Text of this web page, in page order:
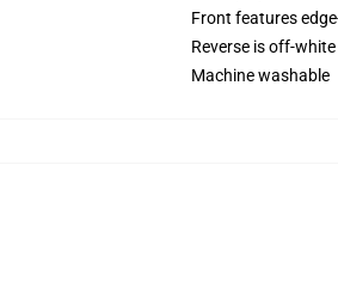
Front features
Reverse is off-white
Machine washable